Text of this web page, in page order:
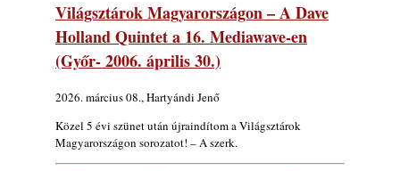
Világsztárok Magyarországon – A Dave
Holland Quintet a 16. Mediawave-en
(Győr- 2006. április 30.)
2026. március 08., Hartyándi Jenő
Közel 5 évi szünet után újraindítom a Világsztárok
Magyarországon sorozatot! – A szerk.